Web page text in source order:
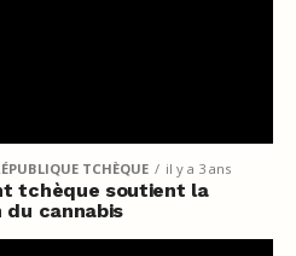
TCHÈQUE il y a 3 ans
tchèque soutient la
du cannabis